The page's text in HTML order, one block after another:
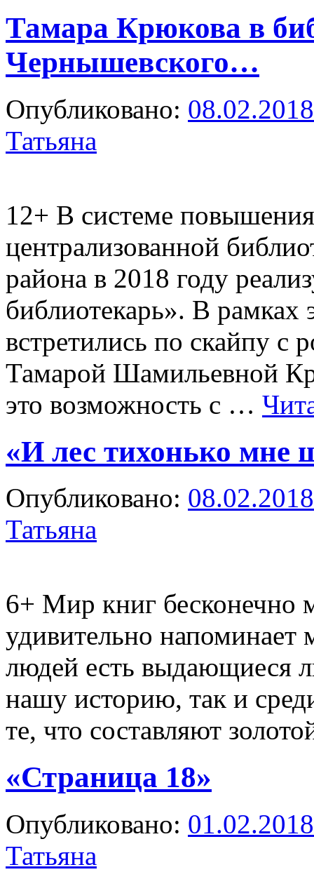
Тамара Крюкова в
Чернышевского…
Опубликовано: 08.02.2018
Татьяна
12+ В системе
централизованной
района в 2018 году
библиотекарь». В рамках
встретились по скайпу с
Тамарой Шамильевной
это возможность с …
«И лес тихонько мне
Опубликовано: 08.02.2018
Татьяна
6+ Мир книг бесконечно
удивительно
людей есть выдающиеся
нашу историю, так и
те, что составляют
«Страница 18»
Опубликовано: 01.02.2018
Татьяна